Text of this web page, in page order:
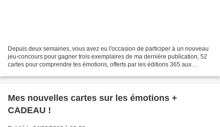
Depuis deux semaines, vous avez eu l'occasion de participer à un nouveau
jeu-concours pour gagner trois exemplaires de ma dernière publication, 52
cartes pour comprendre tes émotions, offerts par les éditions 365 aux
Mes nouvelles cartes sur les émotions +
CADEAU !